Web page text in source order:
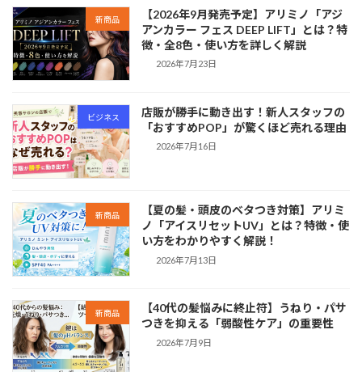
新商品
【2026年9月発売予定】アリミノ「アジ
アンカラー フェス DEEP LIFT」とは？特
徴・全8色・使い方を詳しく解説
2026年7月23日
ビジネス
店販が勝手に動き出す！新人スタッフの
「おすすめPOP」が驚くほど売れる理由
2026年7月16日
新商品
【夏の髪・頭皮のベタつき対策】アリミ
ノ「アイスリセットUV」とは？特徴・使
い方をわかりやすく解説！
2026年7月13日
新商品
【40代の髪悩みに終止符】うねり・パサ
つきを抑える「弱酸性ケア」の重要性
2026年7月9日